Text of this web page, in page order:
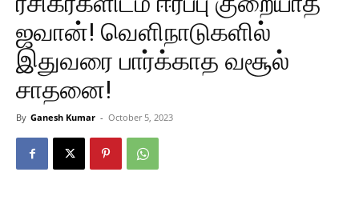
ஜவான்! வெளிநாடுகளில்
இதுவரை பார்க்காத வசூல்
சாதனை!
By Ganesh Kumar - October 5, 2023